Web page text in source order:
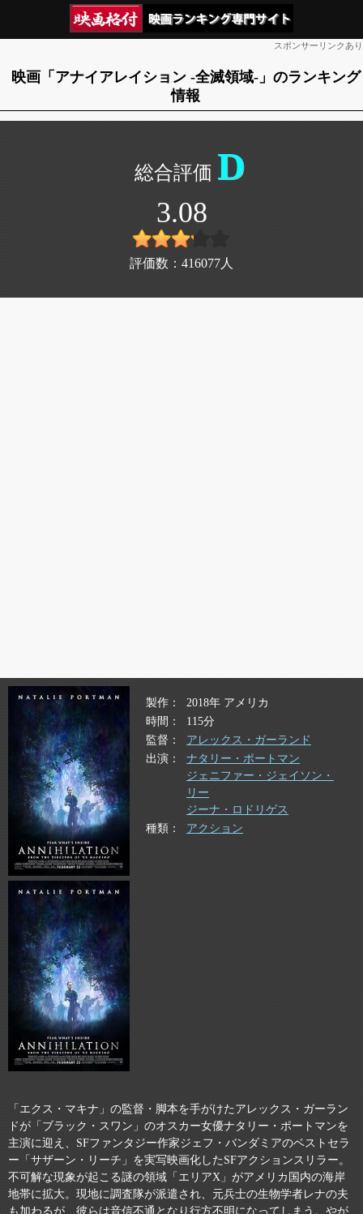
スポンサーリンクあり
映画「アナイアレイション -全滅領域-」のランキング
情報
D
3.08
評価数： 416077 人
製作
2018年 アメリカ
時間
115分
監督
アレックス・ガーランド
出演
ナタリー・ポートマン
ジェニファー・ジェイソン・
リー
ジーナ・ロドリゲス
種類
アクション
「エクス・マキナ」の監督・脚本を手がけたアレックス・ガーラン
ドが「ブラック・スワン」のオスカー女優ナタリー・ポートマンを
主演に迎え、SFファンタジー作家ジェフ・バンダミアのベストセラ
ー「サザーン・リーチ」を実写映画化したSFアクションスリラー。
不可解な現象が起こる謎の領域「エリアX」がアメリカ国内の海岸
地帯に拡大。現地に調査隊が派遣され、元兵士の生物学者レナの夫
も加わるが、彼らは音信不通となり行方不明になってしまう。やが